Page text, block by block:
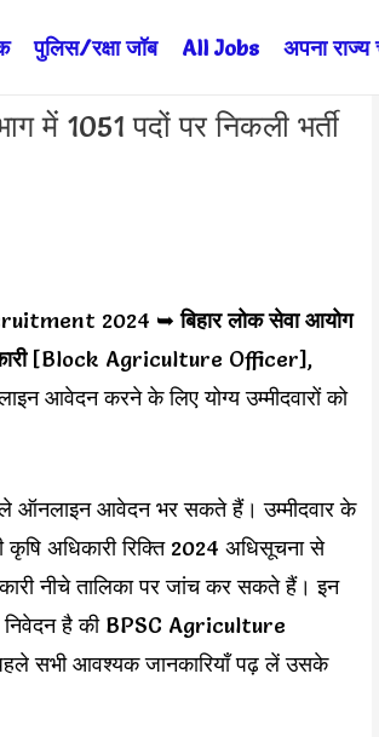
पुलिस/रक्षा जॉब All Jobs अपना
1051 पदों पर निकली भर्ती
2024 ➥बिहार लोक सेवा आयोग
[Block Agriculture Officer],
आवेदन करने के लिए योग्य उम्मीदवारों को
ऑनलाइन आवेदन भर सकते हैं। उम्मीदवार के
कृषि अधिकारी रिक्ति 2024 अधिसूचना से
नीचे तालिका पर जांच कर सकते हैं। इन
से निवेदन है की BPSC Agriculture
आवश्यक जानकारियाँ पढ़ लें उसके